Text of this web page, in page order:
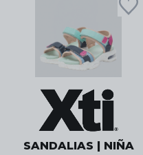
SANDALIAS | NIÑA